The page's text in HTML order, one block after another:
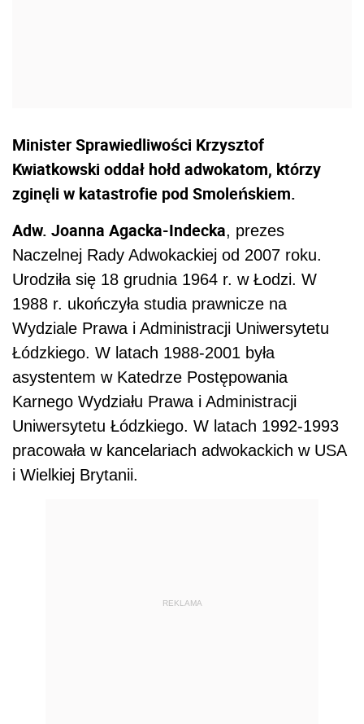
Minister Sprawiedliwości Krzysztof
Kwiatkowski oddał hołd adwokatom, którzy
zginęli w katastrofie pod Smoleńskiem.
Adw. Joanna Agacka-Indecka, prezes
Naczelnej Rady Adwokackiej od 2007 roku.
Urodziła się 18 grudnia 1964 r. w Łodzi. W
1988 r. ukończyła studia prawnicze na
Wydziale Prawa i Administracji Uniwersytetu
Łódzkiego. W latach 1988-2001 była
asystentem w Katedrze Postępowania
Karnego Wydziału Prawa i Administracji
Uniwersytetu Łódzkiego. W latach 1992-1993
pracowała w kancelariach adwokackich w USA
i Wielkiej Brytanii.
REKLAMA